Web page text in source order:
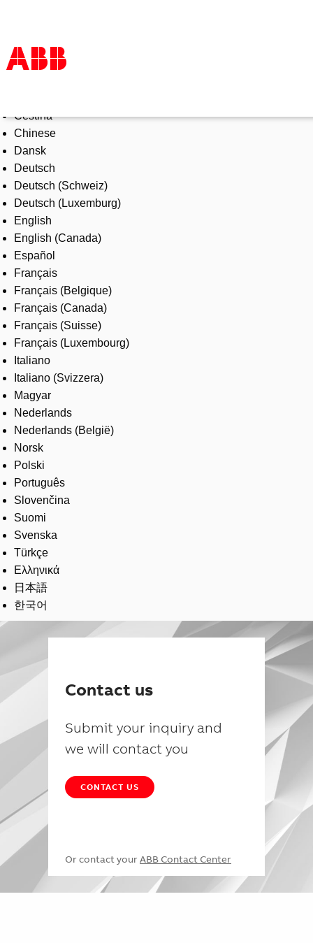
Products & Solutions
Industries
Services
About us
Where to buy
Contact us
Careers
Čeština
Chinese
Dansk
Deutsch
Deutsch (Schweiz)
Deutsch (Luxemburg)
English
English (Canada)
Español
Français
Français (Belgique)
Français (Canada)
Français (Suisse)
Français (Luxembourg)
Italiano
Italiano (Svizzera)
Magyar
Nederlands
Nederlands (België)
Norsk
Polski
Português
Slovenčina
Suomi
Svenska
Türkçe
Ελληνικά
日本語
한국어
Contact us
Submit your inquiry and
we will contact you
CONTACT US
Or contact your ABB Contact Center